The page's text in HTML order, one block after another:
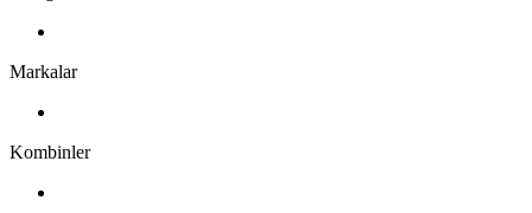
Markalar
Kombinler